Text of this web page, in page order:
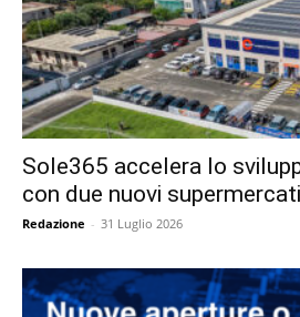
Sole365 accelera lo
con due nuovi supermercati
Redazione - 31 Luglio 2026